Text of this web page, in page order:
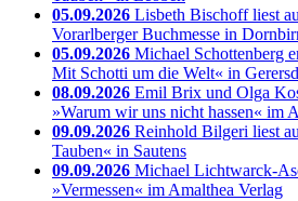
05.09.2026 Lisbeth Bischoff liest
Vorarlberger Buchmesse in
05.09.2026 Michael Schottenberg
Mit Schotti um die Welt« in
08.09.2026 Emil Brix und Olga
»Warum wir uns nicht hassen« im
09.09.2026 Reinhold Bilgeri liest
Tauben« in Sautens
09.09.2026 Michael Lichtwarck-
»Vermessen« im Amalthea Verlag